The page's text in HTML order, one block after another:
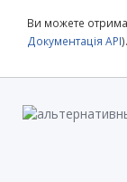
Ви можете
Документація API).